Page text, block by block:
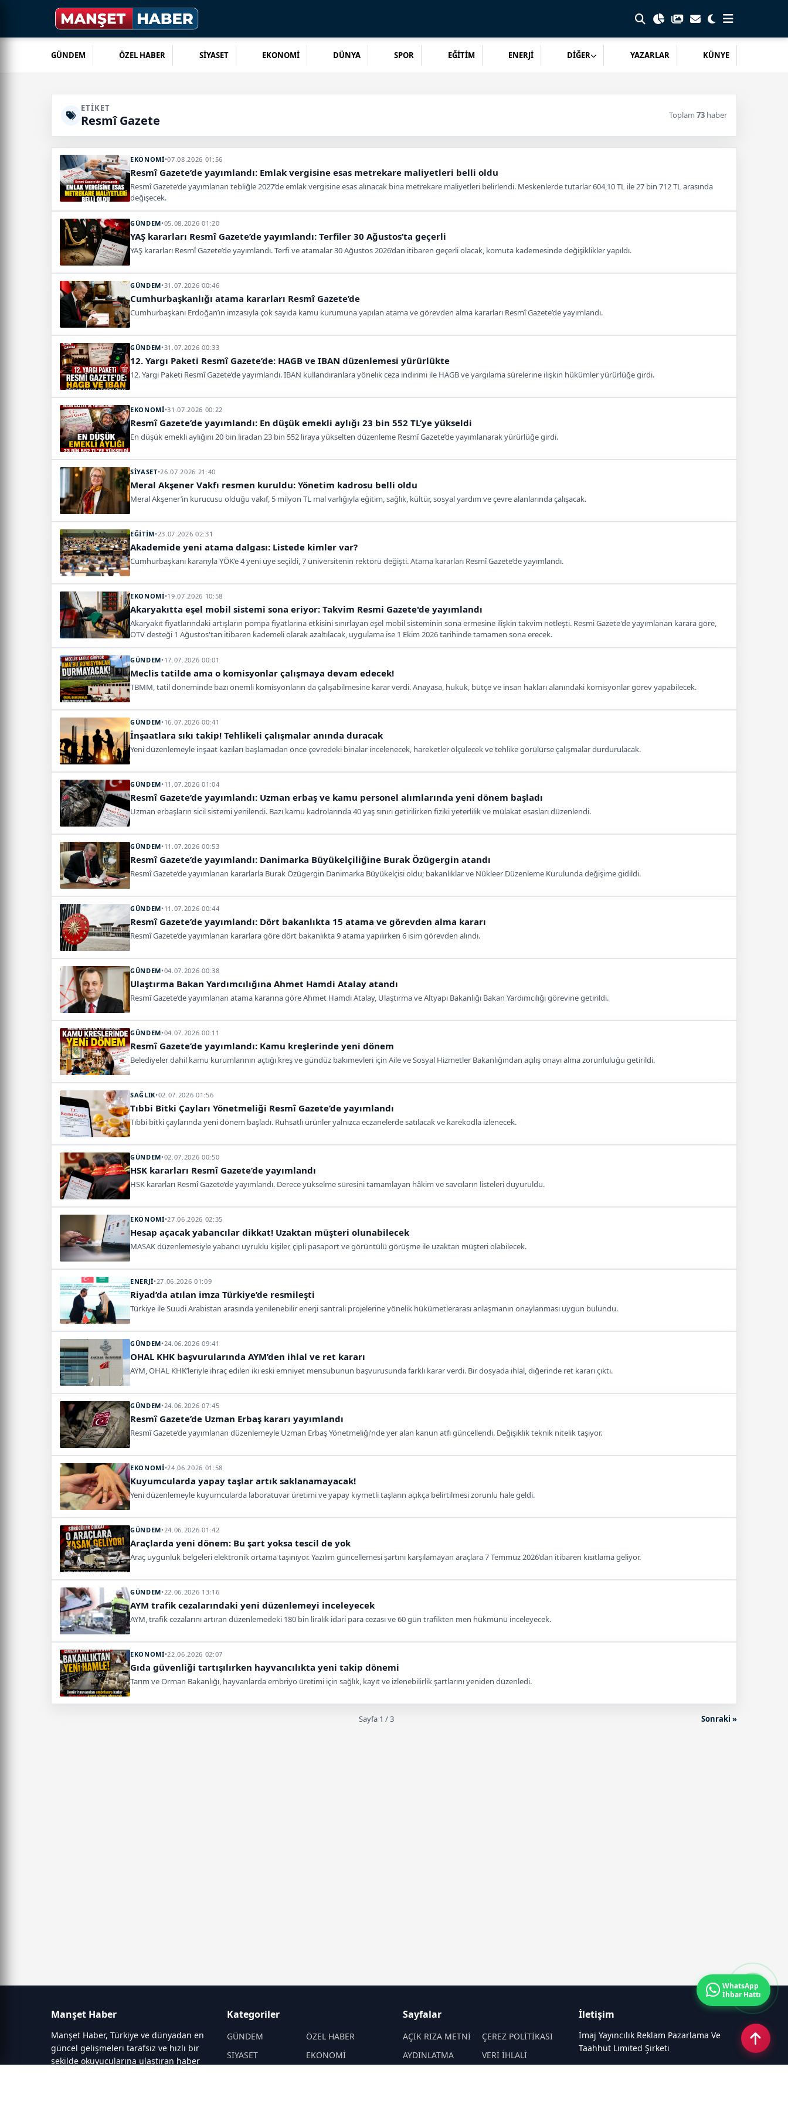
GÜNDEM ÖZEL HABER SİYASET EKONOMİ DÜNYA SPOR EĞİTİM ENERJİ DİĞER YAZARLAR KÜNYE
ETIKET
Resmî Gazete Toplam 73 haber
EKONOMİ•07.08.2026 01:56
Resmî Gazete’de yayımlandı: Emlak vergisine esas metrekare maliyetleri belli oldu
Resmî Gazete’de yayımlanan tebliğle 2027’de emlak vergisine esas alınacak bina metrekare maliyetleri belirlendi. Meskenlerde tutarlar 604,10 TL ile 27 bin 712 TL arasında
değişecek.
GÜNDEM•05.08.2026 01:20
YAŞ kararları Resmî Gazete’de yayımlandı: Terfiler 30 Ağustos’ta geçerli
YAŞ kararları Resmî Gazete’de yayımlandı. Terfi ve atamalar 30 Ağustos 2026’dan itibaren geçerli olacak, komuta kademesinde değişiklikler yapıldı.
GÜNDEM•31.07.2026 00:46
Cumhurbaşkanlığı atama kararları Resmî Gazete’de
Cumhurbaşkanı Erdoğan’ın imzasıyla çok sayıda kamu kurumuna yapılan atama ve görevden alma kararları Resmî Gazete’de yayımlandı.
GÜNDEM•31.07.2026 00:33
12. Yargı Paketi Resmî Gazete’de: HAGB ve IBAN düzenlemesi yürürlükte
12. Yargı Paketi Resmî Gazete’de yayımlandı. IBAN kullandıranlara yönelik ceza indirimi ile HAGB ve yargılama sürelerine ilişkin hükümler yürürlüğe girdi.
EKONOMİ•31.07.2026 00:22
Resmî Gazete’de yayımlandı: En düşük emekli aylığı 23 bin 552 TL’ye yükseldi
En düşük emekli aylığını 20 bin liradan 23 bin 552 liraya yükselten düzenleme Resmî Gazete’de yayımlanarak yürürlüğe girdi.
SİYASET•26.07.2026 21:40
Meral Akşener Vakfı resmen kuruldu: Yönetim kadrosu belli oldu
Meral Akşener’in kurucusu olduğu vakıf, 5 milyon TL mal varlığıyla eğitim, sağlık, kültür, sosyal yardım ve çevre alanlarında çalışacak.
EĞİTİM•23.07.2026 02:31
Akademide yeni atama dalgası: Listede kimler var?
Cumhurbaşkanı kararıyla YÖK’e 4 yeni üye seçildi, 7 üniversitenin rektörü değişti. Atama kararları Resmî Gazete’de yayımlandı.
EKONOMİ•19.07.2026 10:58
Akaryakıtta eşel mobil sistemi sona eriyor: Takvim Resmi Gazete'de yayımlandı
Akaryakıt fiyatlarındaki artışların pompa fiyatlarına etkisini sınırlayan eşel mobil sisteminin sona ermesine ilişkin takvim netleşti. Resmi Gazete'de yayımlanan karara göre,
ÖTV desteği 1 Ağustos'tan itibaren kademeli olarak azaltılacak, uygulama ise 1 Ekim 2026 tarihinde tamamen sona erecek.
GÜNDEM•17.07.2026 00:01
Meclis tatilde ama o komisyonlar çalışmaya devam edecek!
TBMM, tatil döneminde bazı önemli komisyonların da çalışabilmesine karar verdi. Anayasa, hukuk, bütçe ve insan hakları alanındaki komisyonlar görev yapabilecek.
GÜNDEM•16.07.2026 00:41
İnşaatlara sıkı takip! Tehlikeli çalışmalar anında duracak
Yeni düzenlemeyle inşaat kazıları başlamadan önce çevredeki binalar incelenecek, hareketler ölçülecek ve tehlike görülürse çalışmalar durdurulacak.
GÜNDEM•11.07.2026 01:04
Resmî Gazete’de yayımlandı: Uzman erbaş ve kamu personel alımlarında yeni dönem başladı
Uzman erbaşların sicil sistemi yenilendi. Bazı kamu kadrolarında 40 yaş sınırı getirilirken fiziki yeterlilik ve mülakat esasları düzenlendi.
GÜNDEM•11.07.2026 00:53
Resmî Gazete’de yayımlandı: Danimarka Büyükelçiliğine Burak Özügergin atandı
Resmî Gazete’de yayımlanan kararlarla Burak Özügergin Danimarka Büyükelçisi oldu; bakanlıklar ve Nükleer Düzenleme Kurulunda değişime gidildi.
GÜNDEM•11.07.2026 00:44
Resmî Gazete’de yayımlandı: Dört bakanlıkta 15 atama ve görevden alma kararı
Resmî Gazete’de yayımlanan kararlara göre dört bakanlıkta 9 atama yapılırken 6 isim görevden alındı.
GÜNDEM•04.07.2026 00:38
Ulaştırma Bakan Yardımcılığına Ahmet Hamdi Atalay atandı
Resmî Gazete’de yayımlanan atama kararına göre Ahmet Hamdi Atalay, Ulaştırma ve Altyapı Bakanlığı Bakan Yardımcılığı görevine getirildi.
GÜNDEM•04.07.2026 00:11
Resmî Gazete’de yayımlandı: Kamu kreşlerinde yeni dönem
Belediyeler dahil kamu kurumlarının açtığı kreş ve gündüz bakımevleri için Aile ve Sosyal Hizmetler Bakanlığından açılış onayı alma zorunluluğu getirildi.
SAĞLIK•02.07.2026 01:56
Tıbbi Bitki Çayları Yönetmeliği Resmî Gazete’de yayımlandı
Tıbbi bitki çaylarında yeni dönem başladı. Ruhsatlı ürünler yalnızca eczanelerde satılacak ve karekodla izlenecek.
GÜNDEM•02.07.2026 00:50
HSK kararları Resmî Gazete’de yayımlandı
HSK kararları Resmî Gazete’de yayımlandı. Derece yükselme süresini tamamlayan hâkim ve savcıların listeleri duyuruldu.
EKONOMİ•27.06.2026 02:35
Hesap açacak yabancılar dikkat! Uzaktan müşteri olunabilecek
MASAK düzenlemesiyle yabancı uyruklu kişiler, çipli pasaport ve görüntülü görüşme ile uzaktan müşteri olabilecek.
ENERJİ•27.06.2026 01:09
Riyad’da atılan imza Türkiye’de resmileşti
Türkiye ile Suudi Arabistan arasında yenilenebilir enerji santrali projelerine yönelik hükümetlerarası anlaşmanın onaylanması uygun bulundu.
GÜNDEM•24.06.2026 09:41
OHAL KHK başvurularında AYM’den ihlal ve ret kararı
AYM, OHAL KHK’leriyle ihraç edilen iki eski emniyet mensubunun başvurusunda farklı karar verdi. Bir dosyada ihlal, diğerinde ret kararı çıktı.
GÜNDEM•24.06.2026 07:45
Resmî Gazete’de Uzman Erbaş kararı yayımlandı
Resmî Gazete’de yayımlanan düzenlemeyle Uzman Erbaş Yönetmeliği’nde yer alan kanun atfı güncellendi. Değişiklik teknik nitelik taşıyor.
EKONOMİ•24.06.2026 01:58
Kuyumcularda yapay taşlar artık saklanamayacak!
Yeni düzenlemeyle kuyumcularda laboratuvar üretimi ve yapay kıymetli taşların açıkça belirtilmesi zorunlu hale geldi.
GÜNDEM•24.06.2026 01:42
Araçlarda yeni dönem: Bu şart yoksa tescil de yok
Araç uygunluk belgeleri elektronik ortama taşınıyor. Yazılım güncellemesi şartını karşılamayan araçlara 7 Temmuz 2026’dan itibaren kısıtlama geliyor.
GÜNDEM•22.06.2026 13:16
AYM trafik cezalarındaki yeni düzenlemeyi inceleyecek
AYM, trafik cezalarını artıran düzenlemedeki 180 bin liralık idari para cezası ve 60 gün trafikten men hükmünü inceleyecek.
EKONOMİ•22.06.2026 02:07
Gıda güvenliği tartışılırken hayvancılıkta yeni takip dönemi
Tarım ve Orman Bakanlığı, hayvanlarda embriyo üretimi için sağlık, kayıt ve izlenebilirlik şartlarını yeniden düzenledi.
Sayfa 1 / 3 Sonraki »
Manşet Haber
Manşet Haber, Türkiye ve dünyadan en
güncel gelişmeleri tarafsız ve hızlı bir
şekilde okuyucularına ulaştıran haber
Kategoriler
GÜNDEM
ÖZEL HABER
SİYASET
EKONOMİ
Sayfalar
AÇIK RIZA METNİ
ÇEREZ POLİTİKASI
AYDINLATMA
VERİ İHLALİ
İletişim
İmaj Yayıncılık Reklam Pazarlama Ve
Taahhüt Limited Şirketi
WhatsApp
İhbar Hattı